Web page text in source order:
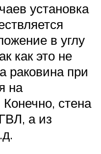
установка
в углу
как это не
раковина при
на
стена
а из